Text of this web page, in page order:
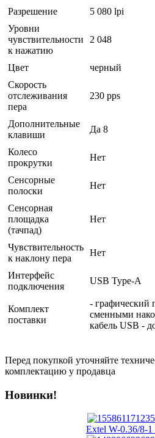
Разрешение
5 080 lpi
Уровни
чувствительности
к нажатию
2 048
Цвет
черный
Скорость
отслеживания
пера
230 pps
Дополнительные
клавиши
Да 8
Колесо
прокрутки
Нет
Сенсорные
полоски
Нет
Сенсорная
площадка
(тачпад)
Нет
Чувствительность
к наклону пера
Нет
Интерфейс
подключения
USB Type-A
Комплект
поставки
- графический
сменными
кабель USB -
Перед покупкой уточняйте
комплектацию у продавца
Новинки!
Extel W-0.36/8-